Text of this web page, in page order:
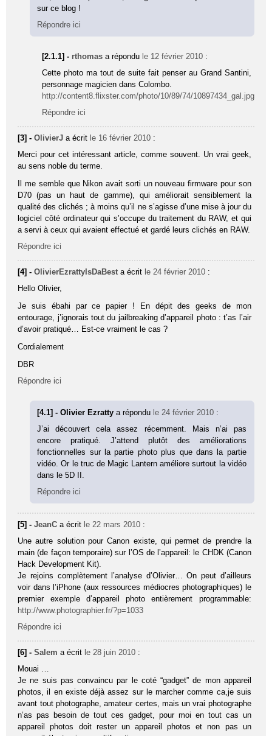
sur ce blog !
Répondre ici
[2.1.1] - rthomas a répondu le 12 février 2010 :
Cette photo ma tout de suite fait penser au Grand Santini,
personnage magicien dans Colombo.
http://content8.flixster.com/photo/10/89/74/10897434_gal.jpg
Répondre ici
[3] -OlivierJ a écrit le 16 février 2010 :
Merci pour cet intéressant article, comme souvent. Un vrai geek,
au sens noble du terme.
Il me semble que Nikon avait sorti un nouveau firmware pour son
D70 (pas un haut de gamme), qui améliorait sensiblement la
qualité des clichés ; à moins qu’il ne s’agisse d’une mise à jour du
logiciel côté ordinateur qui s’occupe du traitement du RAW, et qui
a servi à ceux qui avaient effectué et gardé leurs clichés en RAW.
Répondre ici
[4] -OlivierEzrattyIsDaBest a écrit le 24 février 2010 :
Hello Olivier,
Je suis ébahi par ce papier ! En dépit des geeks de mon
entourage, j’ignorais tout du jailbreaking d’appareil photo : t’as l’air
d’avoir pratiqué… Est-ce vraiment le cas ?
Cordialement
DBR
Répondre ici
[4.1] - Olivier Ezrattya répondu le 24 février 2010 :
J’ai découvert cela assez récemment. Mais n’ai pas
encore pratiqué. J’attend plutôt des améliorations
fonctionnelles sur la partie photo plus que dans la partie
vidéo. Or le truc de Magic Lantern améliore surtout la vidéo
dans le 5D II.
Répondre ici
[5] -JeanC a écrit le 22 mars 2010 :
Une autre solution pour Canon existe, qui permet de prendre la
main (de façon temporaire) sur l’OS de l’appareil: le CHDK (Canon
Hack Development Kit).
Je rejoins complètement l’analyse d’Olivier… On peut d’ailleurs
voir dans l’iPhone (aux ressources médiocres photographiques) le
premier exemple d’appareil photo entièrement programmable:
http://www.photographier.fr/?p=1033
Répondre ici
[6] -Salem a écrit le 28 juin 2010 :
Mouai …
Je ne suis pas convaincu par le coté “gadget” de mon appareil
photos, il en existe déjà assez sur le marcher comme ca,je suis
avant tout photographe, amateur certes, mais un vrai photographe
n’as pas besoin de tout ces gadget, pour moi en tout cas un
appareil photos doit rester un appareil photos et non pas un